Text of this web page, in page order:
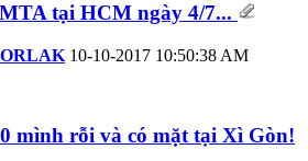
tại HCM ngày 4/7...
10-10-2017 10:50:38 AM
mình rỗi và có mặt tại Xì Gòn!